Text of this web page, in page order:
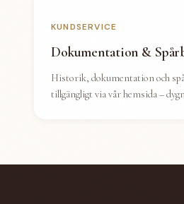
KUNDSERVICE
Dokumentation &
Historik, dokumentation och
tillgängligt via vår hemsida –